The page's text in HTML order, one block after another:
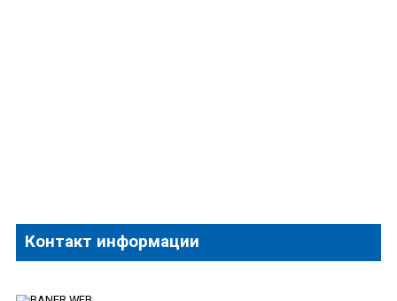
Контакт информации